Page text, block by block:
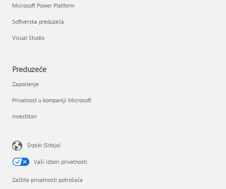
Microsoft Power Platform
Softverska preduzeća
Visual Studio
Preduzeće
Zaposlenje
Privatnost u kompaniji Microsoft
Investitori
Srpski (Srbija)
Vaši izbori privatnosti
Zaštita privatnosti potrošača